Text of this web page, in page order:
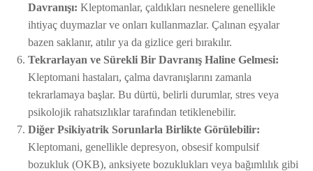
Davranışı: Kleptomanlar, çaldıkları nesnelere genellikle
ihtiyaç duymazlar ve onları kullanmazlar. Çalınan eşyalar
bazen saklanır, atılır ya da gizlice geri bırakılır.
Tekrarlayan ve Sürekli Bir Davranış Haline Gelmesi:
Kleptomani hastaları, çalma davranışlarını zamanla
tekrarlamaya başlar. Bu dürtü, belirli durumlar, stres veya
psikolojik rahatsızlıklar tarafından tetiklenebilir.
Diğer Psikiyatrik Sorunlarla Birlikte Görülebilir:
Kleptomani, genellikle depresyon, obsesif kompulsif
bozukluk (OKB), anksiyete bozuklukları veya bağımlılık gibi